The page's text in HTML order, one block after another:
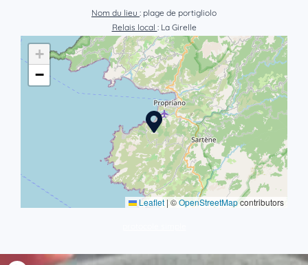
Nom du lieu : plage de portigliolo
Relais local : La Girelle
+
−
Leaflet | ©OpenStreetMapcontributors